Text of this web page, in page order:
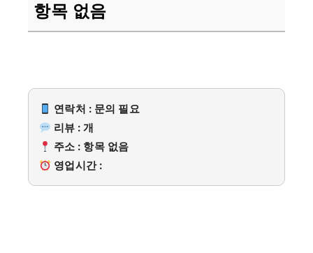
항목 없음
연락처 : 문의 필요
리뷰 : 개
주소 : 항목 없음
영업시간 :